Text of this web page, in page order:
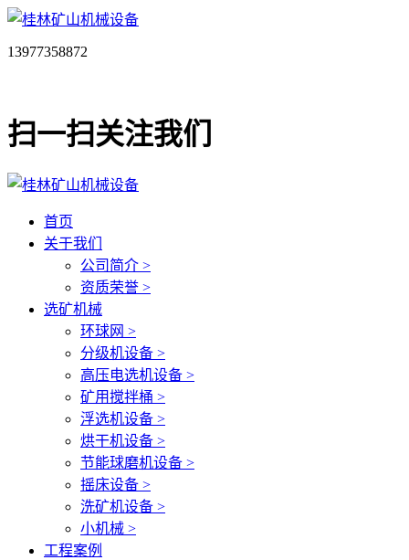
13977358872
扫一扫关注我们
首页
关于我们
公司简介 >
资质荣誉 >
选矿机械
环球网 >
分级机设备 >
高压电选机设备 >
矿用搅拌桶 >
浮选机设备 >
烘干机设备 >
节能球磨机设备 >
摇床设备 >
洗矿机设备 >
小机械 >
工程案例